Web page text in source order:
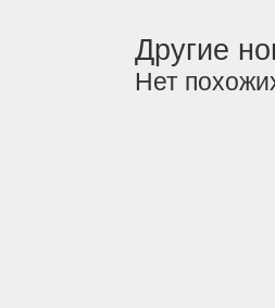
Другие
Нет